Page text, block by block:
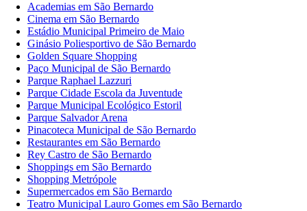
Academias em São Bernardo
Cinema em São Bernardo
Estádio Municipal Primeiro de Maio
Ginásio Poliesportivo de São Bernardo
Golden Square Shopping
Paço Municipal de São Bernardo
Parque Raphael Lazzuri
Parque Cidade Escola da Juventude
Parque Municipal Ecológico Estoril
Parque Salvador Arena
Pinacoteca Municipal de São Bernardo
Restaurantes em São Bernardo
Rey Castro de São Bernardo
Shoppings em São Bernardo
Shopping Metrópole
Supermercados em São Bernardo
Teatro Municipal Lauro Gomes em São Bernardo